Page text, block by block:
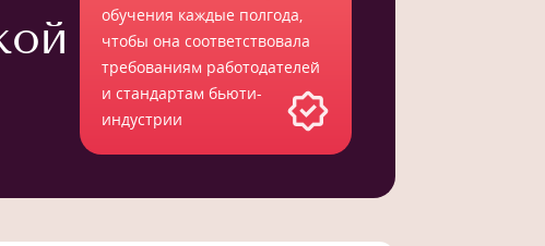
обучения каждые полгода,
чтобы она соответствовала
требованиям работодателей
и стандартам бьюти-
индустрии